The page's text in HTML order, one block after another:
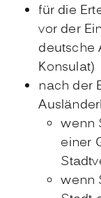
für die
vor der
deutsche
Konsulat)
nach der
wenn
einer
wenn